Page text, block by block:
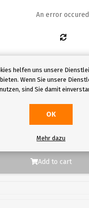
12 13
An error
Add to cart
helfen uns unsere
Wenn Sie unsere
nutzen, sind Sie damit
OK
Mehr dazu